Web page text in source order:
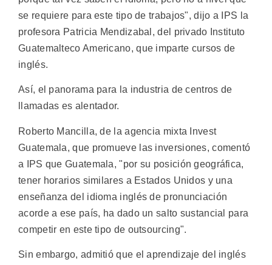
se requiere para este tipo de trabajos", dijo a IPS la
profesora Patricia Mendizabal, del privado Instituto
Guatemalteco Americano, que imparte cursos de
inglés.
Así, el panorama para la industria de centros de
llamadas es alentador.
Roberto Mancilla, de la agencia mixta Invest
Guatemala, que promueve las inversiones, comentó
a IPS que Guatemala, "por su posición geográfica,
tener horarios similares a Estados Unidos y una
enseñanza del idioma inglés de pronunciación
acorde a ese país, ha dado un salto sustancial para
competir en este tipo de outsourcing".
Sin embargo, admitió que el aprendizaje del inglés